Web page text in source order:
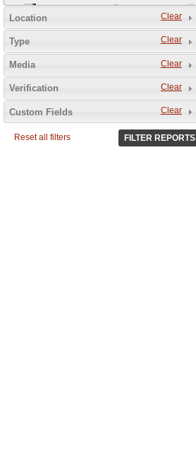
Русско-турецкая война 1877-1878 7
Clear
Location
Clear
Type
Clear
Media
Clear
Verification
Clear
Custom Fields
Reset all filters FILTER REPORTS